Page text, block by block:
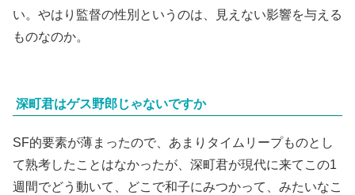
い。やはり監督の性別というのは、見えない影響を与える
ものなのか。
深町君はゲス野郎じゃないですか
SF的要素が薄まったので、あまりタイムリープものとし
て熟考したことはなかったが、深町君が現代に来てこの1
週間でどう動いて、どこで和子にみつかって、みたいなこ